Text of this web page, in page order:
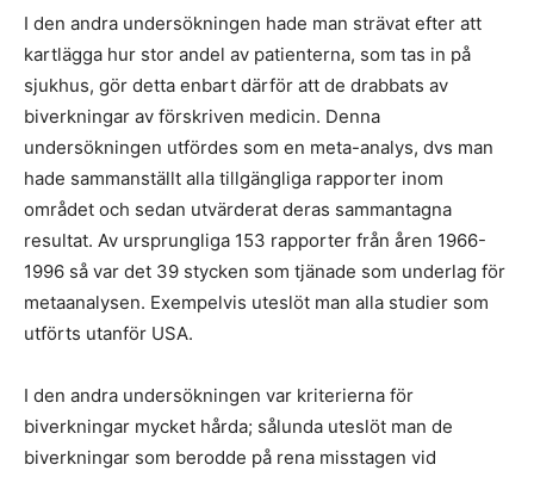
I den andra undersökningen hade man strävat efter att
kartlägga hur stor andel av patienterna, som tas in på
sjukhus, gör detta enbart därför att de drabbats av
biverkningar av förskriven medicin. Denna
undersökningen utfördes som en meta-analys, dvs man
hade sammanställt alla tillgängliga rapporter inom
området och sedan utvärderat deras sammantagna
resultat. Av ursprungliga 153 rapporter från åren 1966-
1996 så var det 39 stycken som tjänade som underlag för
metaanalysen. Exempelvis uteslöt man alla studier som
utförts utanför USA.
I den andra undersökningen var kriterierna för
biverkningar mycket hårda; sålunda uteslöt man de
biverkningar som berodde på rena misstagen vid